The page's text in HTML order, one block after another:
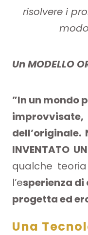
risolvere i
Un MODELLO
”In un mondo
improvvisate,
dell’originale.
INVENTATO
qualche
l’esperienza di
progetta ed
Una